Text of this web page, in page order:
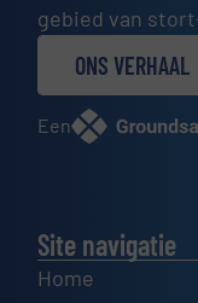
gebied van
ONS VERHAAL
Een
Site navigatie
Home